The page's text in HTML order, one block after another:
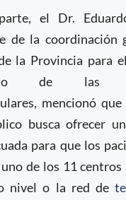
el Dr.
de la coordinación
la Provincia para
de las
mencionó
busca ofrecer
para que los
de los 11 centros
nivel o la red de